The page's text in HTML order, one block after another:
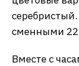
сменными
Вместе с